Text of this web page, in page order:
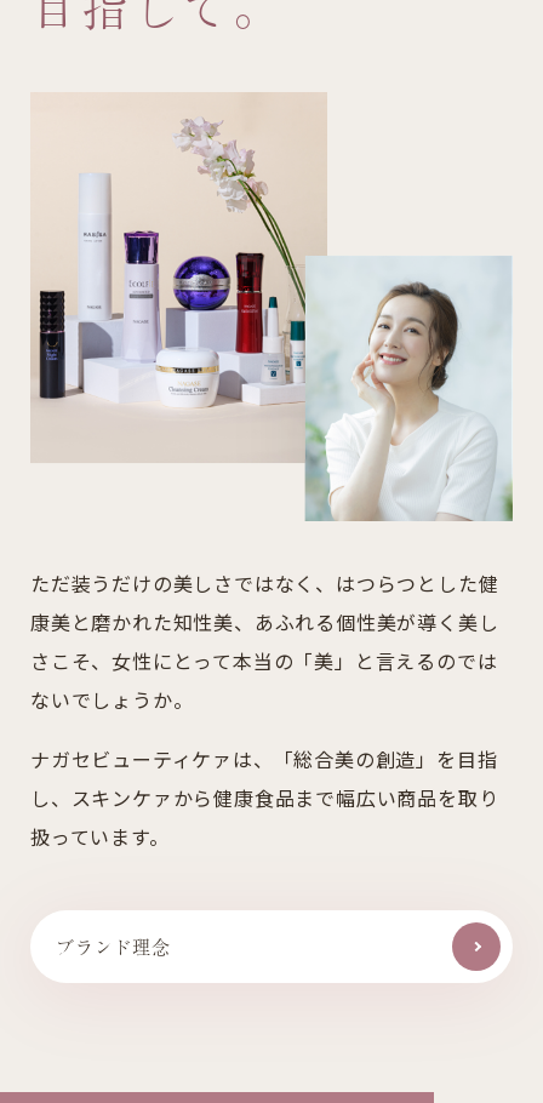
ただ装うだけの美しさではなく、はつらつとした健
康美と磨かれた知性美、あふれる個性美が導く美し
さこそ、女性にとって本当の「美」と言えるのでは
ないでしょうか。
ナガセビューティケァは、「総合美の創造」を目指
し、 スキンケァから健康食品まで幅広い商品を取り
扱っています。
ブランド理念